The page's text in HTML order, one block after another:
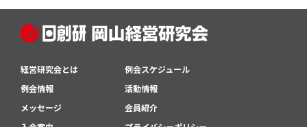
経営研究会とは
例会スケジュール
例会情報
活動情報
メッセージ
会員紹介